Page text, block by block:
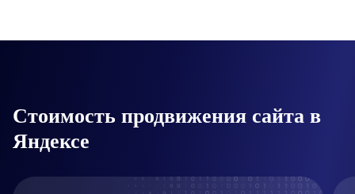
Стоимость продвижения сайта в
Яндексе